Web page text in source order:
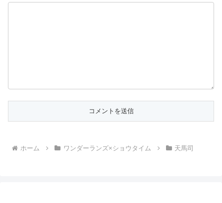
ホーム ワンダーランズ×ショウタイム 天馬司